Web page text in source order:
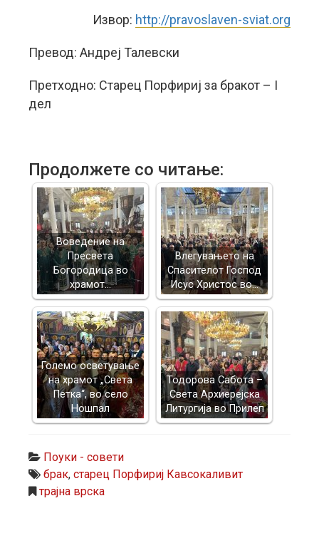
Извор: http://pravoslaven-sviat.org
Превод: Андреј Талевски
Претходно: Старец Порфириј за бракот – I
дел
Продолжете со читање:
Воведение на
Пресвета
Богородица во
храмот…
Влегувањето на
Спасителот Господ
Исус Христос во…
Големо осветување
на храмот „Света
Петка“, во село
Ношпал
Тодорова Сабота –
Света Архиерејска
Литургија во Прилеп
Поуки - совети
брак, старец Порфириј Кавсокаливит
трајна врска